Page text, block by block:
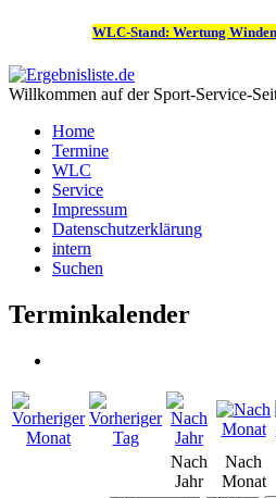
WLC-Stand: Wertung
Willkommen auf der Sport-Service-
Home
Termine
WLC
Service
Impressum
Datenschutzerklärung
intern
Suchen
Terminkalender
Nach
Jahr
Nach
Monat